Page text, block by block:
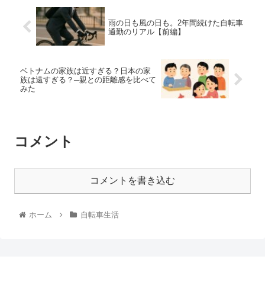
雨の日も風の日も。2年間続けた自転車
通勤のリアル【前編】
ベトナムの家族は近すぎる？日本の家
族は遠すぎる？─親との距離感を比べて
みた
コメント
コメントを書き込む
ホーム 自転車生活